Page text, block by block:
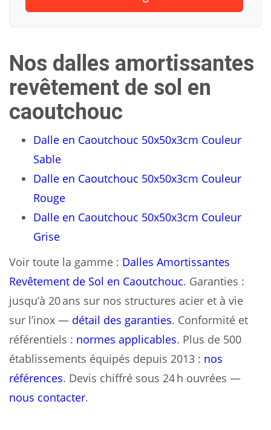
Nos dalles amortissantes
revêtement de sol en
caoutchouc
Dalle en Caoutchouc 50x50x3cm Couleur
Sable
Dalle en Caoutchouc 50x50x3cm Couleur
Rouge
Dalle en Caoutchouc 50x50x3cm Couleur
Grise
Voir toute la gamme : Dalles Amortissantes
Revêtement de Sol en Caoutchouc. Garanties :
jusqu’à 20 ans sur nos structures acier et à vie
sur l’inox — détail des garanties. Conformité et
référentiels : normes applicables. Plus de 500
établissements équipés depuis 2013 : nos
références. Devis chiffré sous 24 h ouvrées —
nous contacter.